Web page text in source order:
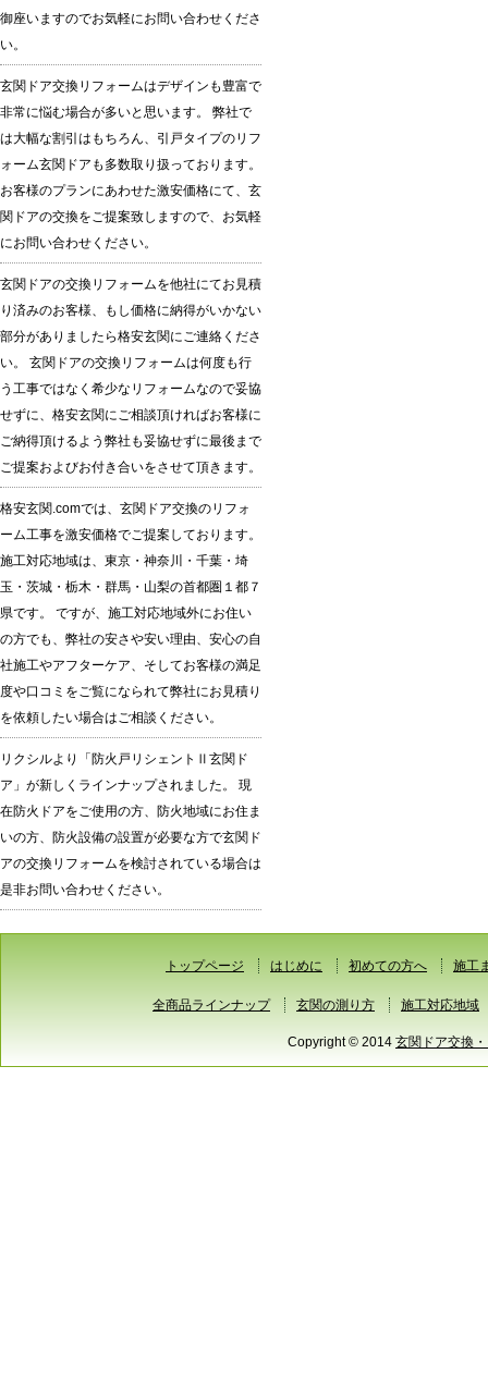
御座いますのでお気軽にお問い合わせくださ
い。
玄関ドア交換リフォームはデザインも豊富で
非常に悩む場合が多いと思います。 弊社で
は大幅な割引はもちろん、引戸タイプのリフ
ォーム玄関ドアも多数取り扱っております。
お客様のプランにあわせた激安価格にて、玄
関ドアの交換をご提案致しますので、お気軽
にお問い合わせください。
玄関ドアの交換リフォームを他社にてお見積
り済みのお客様、もし価格に納得がいかない
部分がありましたら格安玄関にご連絡くださ
い。 玄関ドアの交換リフォームは何度も行
う工事ではなく希少なリフォームなので妥協
せずに、格安玄関にご相談頂ければお客様に
ご納得頂けるよう弊社も妥協せずに最後まで
ご提案およびお付き合いをさせて頂きます。
格安玄関.comでは、玄関ドア交換のリフォ
ーム工事を激安価格でご提案しております。
施工対応地域は、東京・神奈川・千葉・埼
玉・茨城・栃木・群馬・山梨の首都圏１都７
県です。 ですが、施工対応地域外にお住い
の方でも、弊社の安さや安い理由、安心の自
社施工やアフターケア、そしてお客様の満足
度や口コミをご覧になられて弊社にお見積り
を依頼したい場合はご相談ください。
リクシルより「防火戸リシェントⅡ玄関ド
ア」が新しくラインナップされました。 現
在防火ドアをご使用の方、防火地域にお住ま
いの方、防火設備の設置が必要な方で玄関ド
アの交換リフォームを検討されている場合は
是非お問い合わせください。
トップページ はじめに 初めての方へ 施工
全商品ラインナップ 玄関の測り方 施工対応地域
Copyright © 2014 玄関ドア交換